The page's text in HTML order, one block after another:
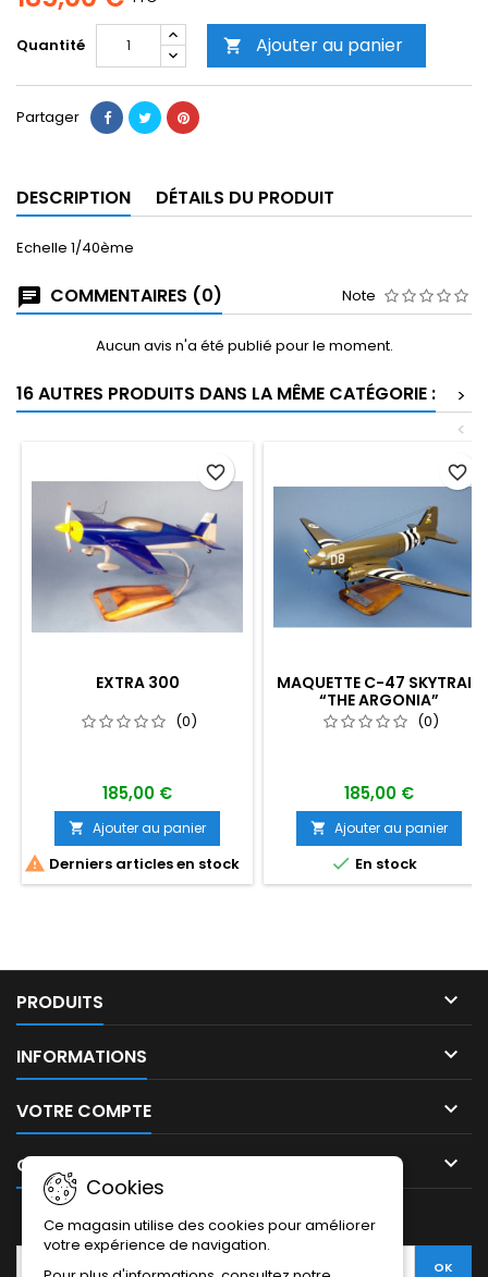
Quantité  Ajouter au panier
Partager
DESCRIPTION DÉTAILS DU PRODUIT
Echelle 1/40ème
COMMENTAIRES (0) Note
Aucun avis n'a été publié pour le moment.
16 AUTRES PRODUITS DANS LA MÊME CATÉGORIE :
>
<
EXTRA 300
(0)
185,00 €
 Ajouter au panier
 Derniers articles en stock
favorite_border
MAQUETTE C-47 SKYTRAIN
“THE ARGONIA”
92SQ/439TCG USAAF
DDAY
(0)
185,00 €
 Ajouter au panier
 En stock
favorite_border
PRODUITS 
INFORMATIONS 
VOTRE COMPTE 
CONTACT 
Cookies
Ce magasin utilise des cookies pour améliorer
votre expérience de navigation.
LETTRE D'INFORMATIONS